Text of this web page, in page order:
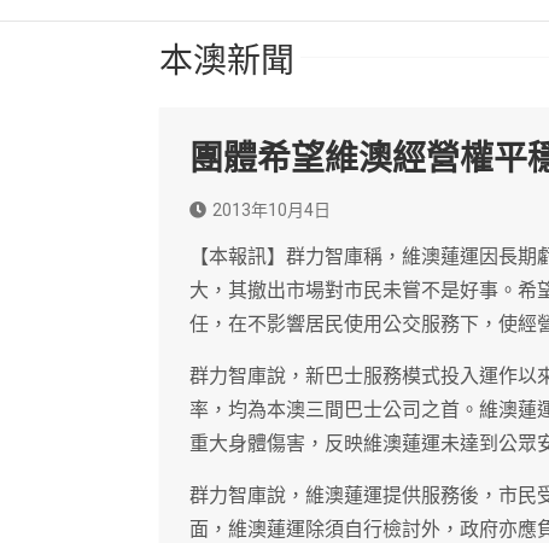
本澳新聞
團體希望維澳經營權平
2013年10月4日
【本報訊】群力智庫稱，維澳蓮運因長
大，其撤出市場對市民未嘗不是好事。
任，在不影響居民使用公交服務下，使經
群力智庫說，新巴士服務模式投入運作以
率，均為本澳三間巴士公司之首。維澳蓮
重大身體傷害，反映維澳蓮運未達到公眾
群力智庫說，維澳蓮運提供服務後，市民
面，維澳蓮運除須自行檢討外，政府亦